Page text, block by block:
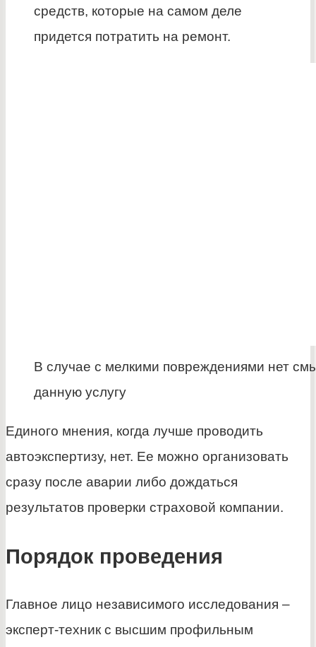
средств, которые на самом деле
придется потратить на ремонт.
В случае с мелкими повреждениями нет
данную услугу
Единого мнения, когда лучше проводить
автоэкспертизу, нет. Ее можно организовать
сразу после аварии либо дождаться
результатов проверки страховой компании.
Порядок проведения
Главное лицо независимого исследования –
эксперт-техник с высшим профильным